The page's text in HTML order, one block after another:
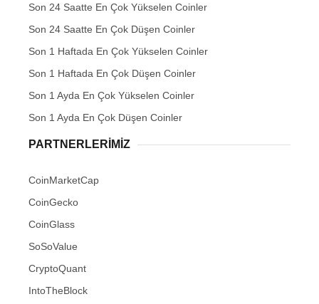
Son 24 Saatte En Çok Yükselen Coinler
Son 24 Saatte En Çok Düşen Coinler
Son 1 Haftada En Çok Yükselen Coinler
Son 1 Haftada En Çok Düşen Coinler
Son 1 Ayda En Çok Yükselen Coinler
Son 1 Ayda En Çok Düşen Coinler
PARTNERLERIMIZ
CoinMarketCap
CoinGecko
CoinGlass
SoSoValue
CryptoQuant
IntoTheBlock